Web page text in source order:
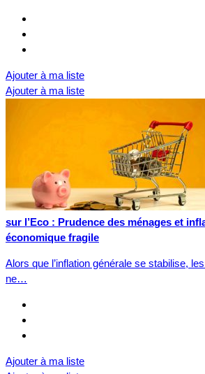
Ajouter à ma liste
Ajouter à ma liste
sur l’Eco : Prudence des ménages et
économique fragile
Alors que l’inflation générale se stabilise,
ne…
Ajouter à ma liste